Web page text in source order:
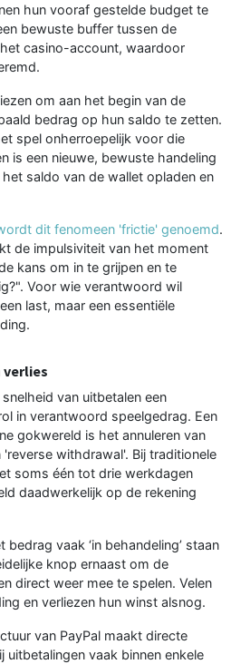
hun vooraf gestelde budget te
bewuste buffer tussen de
casino-account, waardoor
om aan het begin van de
bedrag op hun saldo te zetten.
spel onherroepelijk voor die
is een nieuwe, bewuste handeling
saldo van de wallet opladen en
dit fenomeen 'frictie' genoemd.
de impulsiviteit van het moment
kans om in te grijpen en te
Voor wie verantwoord wil
last, maar een essentiële
verlies
van uitbetalen een
in verantwoord speelgedrag. Een
gokwereld is het annuleren van
withdrawal'. Bij traditionele
soms één tot drie werkdagen
daadwerkelijk op de rekening
vaak ‘in behandeling’ staan
knop ernaast om de
direct weer mee te spelen. Velen
en verliezen hun winst alsnog.
van PayPal maakt directe
vaak binnen enkele